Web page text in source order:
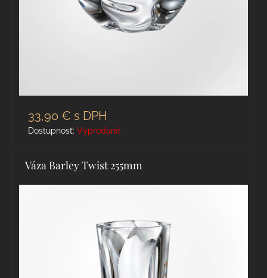
33,90 € s DPH
Dostupnosť: Vypredané
Váza Barley Twist 255mm